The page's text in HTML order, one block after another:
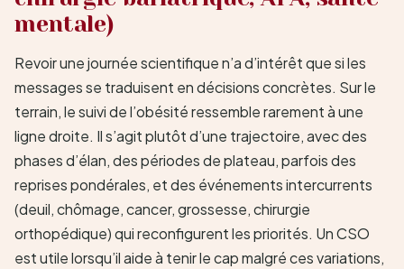
mentale)
Revoir une journée scientifique n’a d’intérêt que si les
messages se traduisent en décisions concrètes. Sur le
terrain, le suivi de l’obésité ressemble rarement à une
ligne droite. Il s’agit plutôt d’une trajectoire, avec des
phases d’élan, des périodes de plateau, parfois des
reprises pondérales, et des événements intercurrents
(deuil, chômage, cancer, grossesse, chirurgie
orthopédique) qui reconfigurent les priorités. Un CSO
est utile lorsqu’il aide à tenir le cap malgré ces variations,